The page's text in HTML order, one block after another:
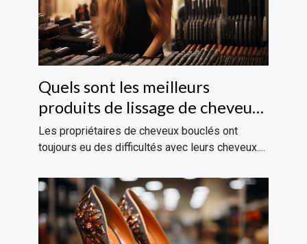
Quels sont les meilleurs
produits de lissage de cheveux
?
Les propriétaires de cheveux bouclés ont
toujours eu des difficultés avec leurs cheveux....